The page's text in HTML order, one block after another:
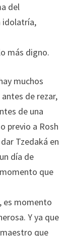
del
idolatría,
más digno.
muchos
de rezar,
de una
previo a Rosh
Tzedaká en
día de
que
es momento
Y ya que
que